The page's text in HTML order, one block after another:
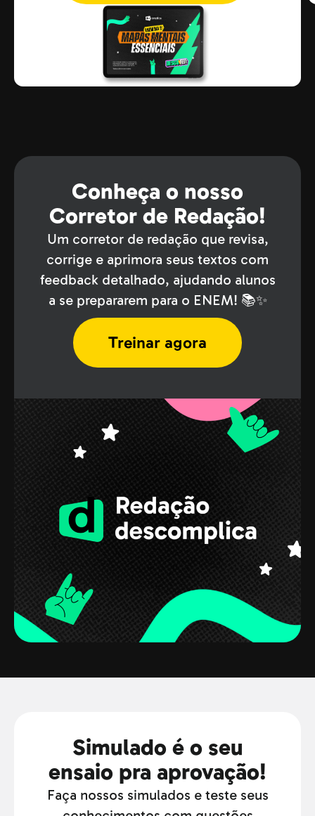
Conheça o nosso
Corretor de Redação!
Um corretor de redação que revisa,
corrige e aprimora seus textos com
feedback detalhado, ajudando alunos
a se prepararem para o ENEM! 📚✨
Treinar agora
Simulado é o seu
ensaio pra aprovação!
Faça nossos simulados e teste seus